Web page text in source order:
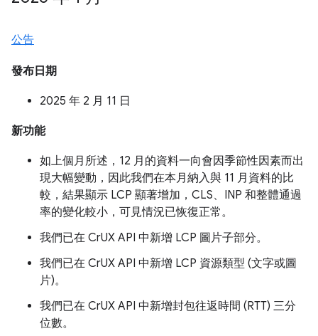
公告
發布日期
2025 年 2 月 11 日
新功能
如上個月所述，12 月的資料一向會因季節性因素而出
現大幅變動，因此我們在本月納入與 11 月資料的比
較，結果顯示 LCP 顯著增加，CLS、INP 和整體通過
率的變化較小，可見情況已恢復正常。
我們已在 CrUX API 中新增 LCP 圖片子部分。
我們已在 CrUX API 中新增 LCP 資源類型 (文字或圖
片)。
我們已在 CrUX API 中新增封包往返時間 (RTT) 三分
位數。